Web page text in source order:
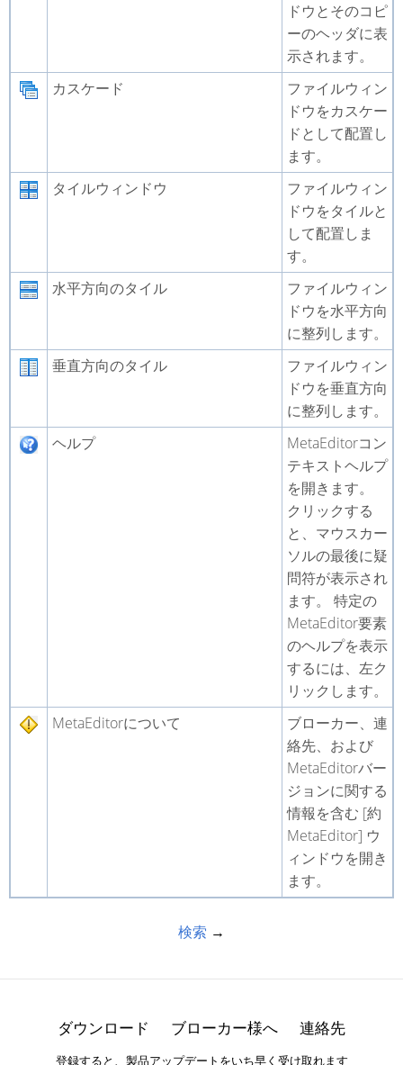
ドウとそのコピ
ーのヘッダに表
示されます。
カスケード
ファイルウィン
ドウをカスケー
ドとして配置し
ます。
タイルウィンドウ
ファイルウィン
ドウをタイルと
して配置しま
す。
水平方向のタイル
ファイルウィン
ドウを水平方向
に整列します。
垂直方向のタイル
ファイルウィン
ドウを垂直方向
に整列します。
ヘルプ
MetaEditorコン
テキストヘルプ
を開きます。
クリックする
と、マウスカー
ソルの最後に疑
問符が表示され
ます。 特定の
MetaEditor要素
のヘルプを表示
するには、左ク
リックします。
MetaEditorについて
ブローカー、連
絡先、および
MetaEditorバー
ジョンに関する
情報を含む [約
MetaEditor] ウ
ィンドウを開き
ます。
検索 →
ダウンロード ブローカー様へ 連絡先
登録すると、製品アップデートをいち早く受け取れます